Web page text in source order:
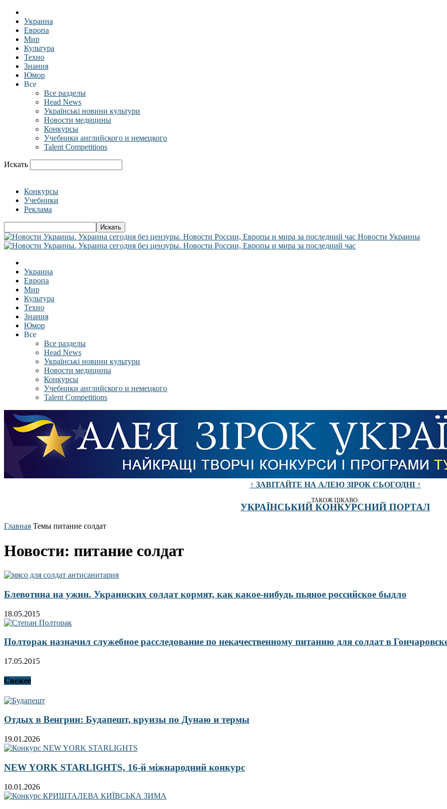
Украина
Европа
Мир
Культура
Техно
Знания
Юмор
Все
Все разделы
Head News
Українські новини культури
Новости медицины
Конкурсы
Учебники английского и немецкого
Talent Competitions
Искать
Конкурсы
Учебники
Реклама
Новости Украины
Украина
Европа
Мир
Культура
Техно
Знания
Юмор
Все
Все разделы
Head News
Українські новини культури
Новости медицины
Конкурсы
Учебники английского и немецкого
Talent Competitions
↑ ЗАВІТАЙТЕ НА АЛЕЮ ЗІРОК СЬОГОДНІ ↑
ТАКОЖ ЦІКАВО:
УКРАЇНСЬКИЙ КОНКУРСНИЙ ПОРТАЛ
Главная Темы питание солдат
Новости: питание солдат
Блевотина на ужин. Украинских солдат кормят, как какое-нибудь пьяное российское быдло
18.05.2015
Полторак назначил служебное расследование по некачественному питанию для солдат в
17.05.2015
Свежее
Отдых в Венгрии: Будапешт, круизы по Дунаю и термы
19.01.2026
NEW YORK STARLIGHTS, 16-й міжнародний конкурс
10.01.2026